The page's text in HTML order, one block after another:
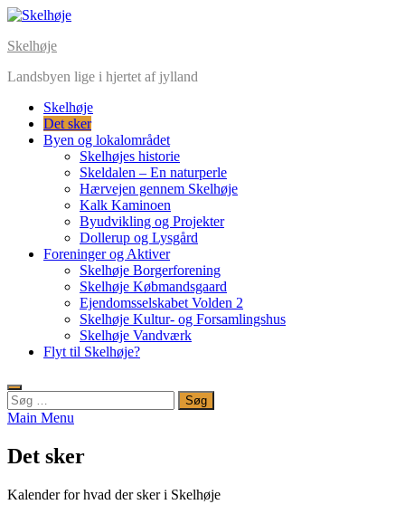
Skip
content
Skelhøje
Landsbyen lige i hjertet af jylland
Skelhøje
Det sker
Byen og lokalområdet
Skelhøjes historie
Skeldalen – En naturperle
Hærvejen gennem Skelhøje
Kalk Kaminoen
Byudvikling og Projekter
Dollerup og Lysgård
Foreninger og Aktiver
Skelhøje Borgerforening
Skelhøje Købmandsgaard
Ejendomsselskabet Volden 2
Skelhøje Kultur- og Forsamlingshus
Skelhøje Vandværk
Flyt til Skelhøje?
Søg
efter:
Main Menu
Det sker
Kalender for hvad der sker i Skelhøje